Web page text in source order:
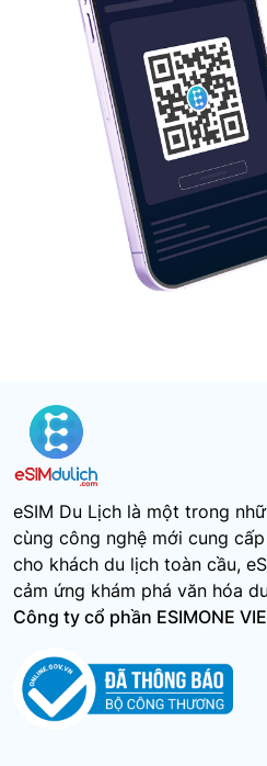
eSIM Du Lịch là một trong
cùng công nghệ mới cung
cho khách du lịch toàn cầu,
cảm ứng khám phá văn hóa
Công ty cổ phần ESIMONE